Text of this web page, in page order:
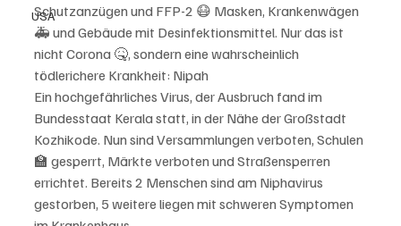
USA
Schutzanzügen und FFP-2 😷 Masken, Krankenwägen
🚑 und Gebäude mit Desinfektionsmittel. Nur das ist
nicht Corona 🤒, sondern eine wahrscheinlich
tödlerichere Krankheit: Nipah
Ein hochgefährliches Virus, der Ausbruch fand im
Bundesstaat Kerala statt, in der Nähe der Großstadt
Kozhikode. Nun sind Versammlungen verboten, Schulen
🏫 gesperrt, Märkte verboten und Straßensperren
errichtet. Bereits 2 Menschen sind am Niphavirus
gestorben, 5 weitere liegen mit schweren Symptomen